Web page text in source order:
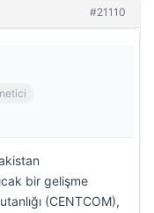
#21110
bir gelişme
(CENTCOM),